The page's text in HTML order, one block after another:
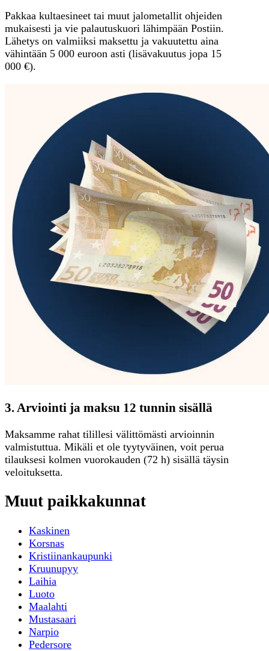
Pakkaa kultaesineet tai muut jalometallit ohjeiden
mukaisesti ja vie palautuskuori lähimpään Postiin.
Lähetys on valmiiksi maksettu ja vakuutettu aina
vähintään 5 000 euroon asti (lisävakuutus jopa 15
000 €).
3. Arviointi ja maksu 12 tunnin sisällä
Maksamme rahat tilillesi välittömästi arvioinnin
valmistuttua. Mikäli et ole tyytyväinen, voit perua
tilauksesi kolmen vuorokauden (72 h) sisällä täysin
veloituksetta.
Muut paikkakunnat
Kaskinen
Korsnas
Kristiinankaupunki
Kruunupyy
Laihia
Luoto
Maalahti
Mustasaari
Narpio
Pedersore